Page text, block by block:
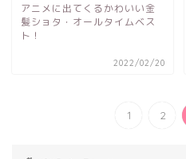
アニメに出てくるかわいい金
髪ショタ・オールタイムベス
ト！
2022/02/20
1 2